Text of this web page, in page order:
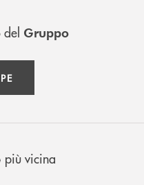
del Gruppo
più vicina